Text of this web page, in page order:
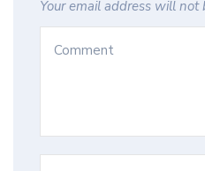
Your email address will not